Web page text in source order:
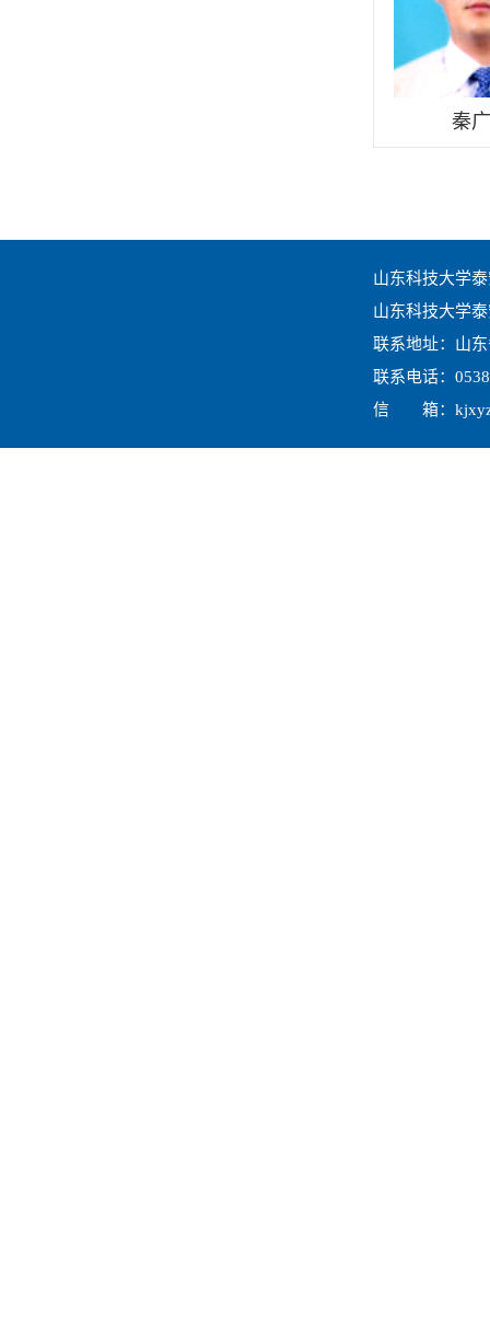
秦
山东科技大学
山东科技大学
联系地址：山
联系电话：
信 箱：